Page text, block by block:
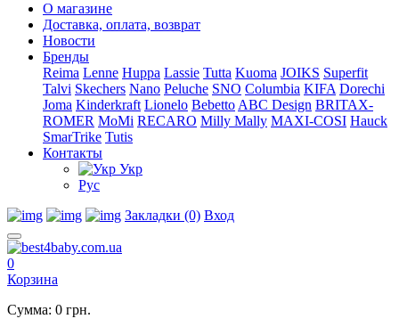
О магазине
Доставка, оплата, возврат
Новости
Бренды
Reima Lenne Huppa Lassie Tutta Kuoma JOIKS Superfit
Talvi Skechers Nano Peluche SNO Columbia KIFA Dorechi
Joma Kinderkraft Lionelo Bebetto ABC Design BRITAX-
ROMER MoMi RECARO Milly Mally MAXI-COSI Hauck
SmarTrike Tutis
Контакты
Укр
Рус
Закладки (0) Вход
0
Корзина
Сумма: 0 грн.